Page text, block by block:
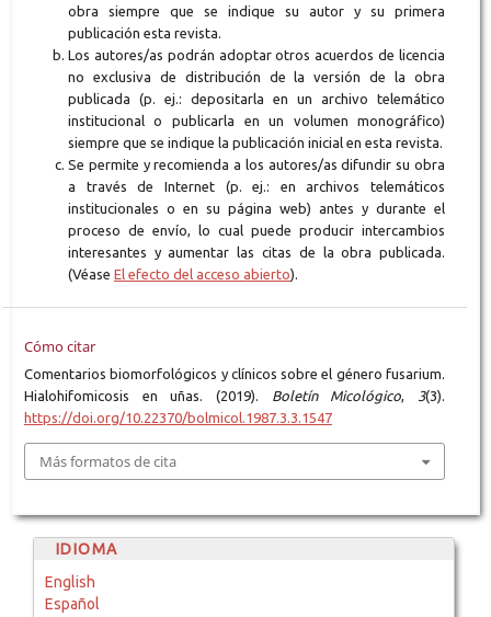
obra siempre que se indique su autor y su primera
publicación esta revista.
Los autores/as podrán adoptar otros acuerdos de licencia
no exclusiva de distribución de la versión de la obra
publicada (p. ej.: depositarla en un archivo telemático
institucional o publicarla en un volumen monográfico)
siempre que se indique la publicación inicial en esta revista.
Se permite y recomienda a los autores/as difundir su obra
a través de Internet (p. ej.: en archivos telemáticos
institucionales o en su página web) antes y durante el
proceso de envío, lo cual puede producir intercambios
interesantes y aumentar las citas de la obra publicada.
(Véase El efecto del acceso abierto).
Cómo citar
Comentarios biomorfológicos y clínicos sobre el género fusarium.
Hialohifomicosis en uñas. (2019). Boletín Micológico 3(3).
https://doi.org/10.22370/bolmicol.1987.3.3.1547
Más formatos de cita
IDIOMA
English
Español